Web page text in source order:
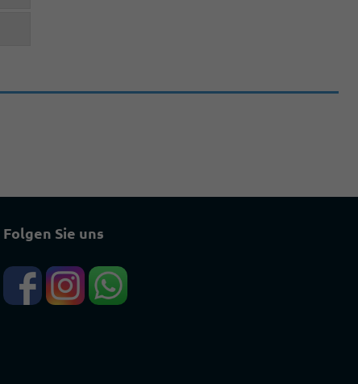
Folgen Sie uns